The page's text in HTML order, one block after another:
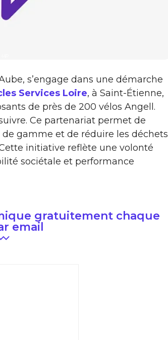
s’engage dans une démarche
Services Loire, à Saint-Étienne,
de près de 200 vélos Angell.
Ce partenariat permet de
gamme et de réduire les déchets
initiative reflète une volonté
sociétale et performance
gratuitement chaque
email